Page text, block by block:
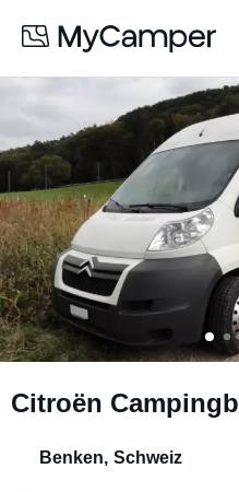
Citroën
Benken, Schweiz